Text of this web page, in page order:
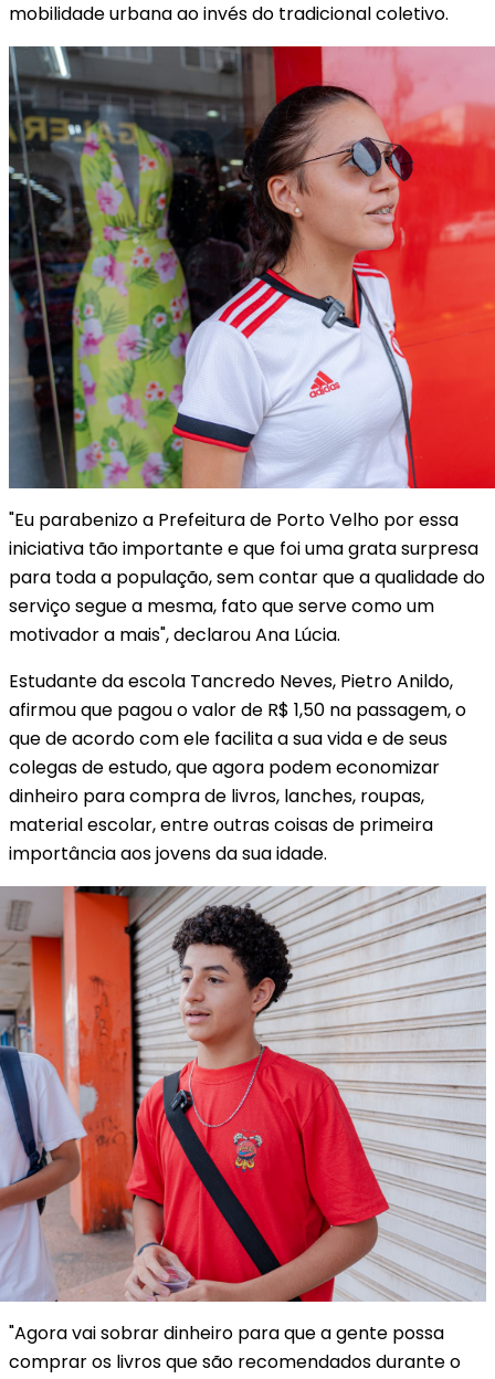
mobilidade urbana ao invés do tradicional coletivo.
"Eu parabenizo a Prefeitura de Porto Velho por essa
iniciativa tão importante e que foi uma grata surpresa
para toda a população, sem contar que a qualidade do
serviço segue a mesma, fato que serve como um
motivador a mais", declarou Ana Lúcia.
Estudante da escola Tancredo Neves, Pietro Anildo,
afirmou que pagou o valor de R$ 1,50 na passagem, o
que de acordo com ele facilita a sua vida e de seus
colegas de estudo, que agora podem economizar
dinheiro para compra de livros, lanches, roupas,
material escolar, entre outras coisas de primeira
importância aos jovens da sua idade.
"Agora vai sobrar dinheiro para que a gente possa
comprar os livros que são recomendados durante o